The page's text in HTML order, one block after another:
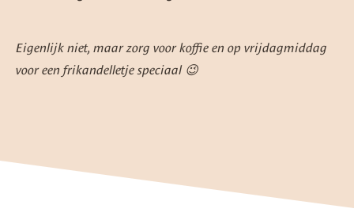
Eigenlijk niet, maar zorg voor koffie en op vrijdagmiddag
voor een frikandelletje speciaal 😉